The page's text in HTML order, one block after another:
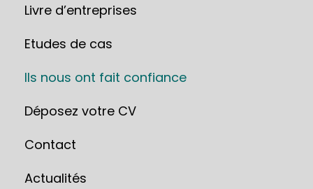
Livre d’entreprises
Etudes de cas
Ils nous ont fait confiance ​
Déposez votre CV
Contact
Actualités